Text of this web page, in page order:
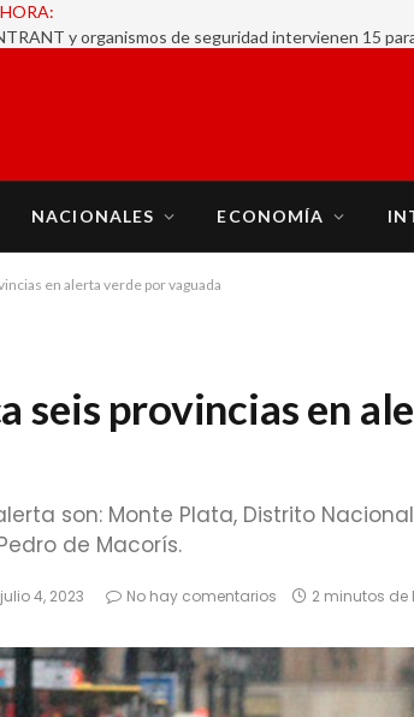
NACIONALES ECONOMÍA
en alerta verde por vaguada
seis provincias en
son: Monte Plata, Distrito
de Macorís.
julio 4, 2023 No hay comentarios 2 minutos de